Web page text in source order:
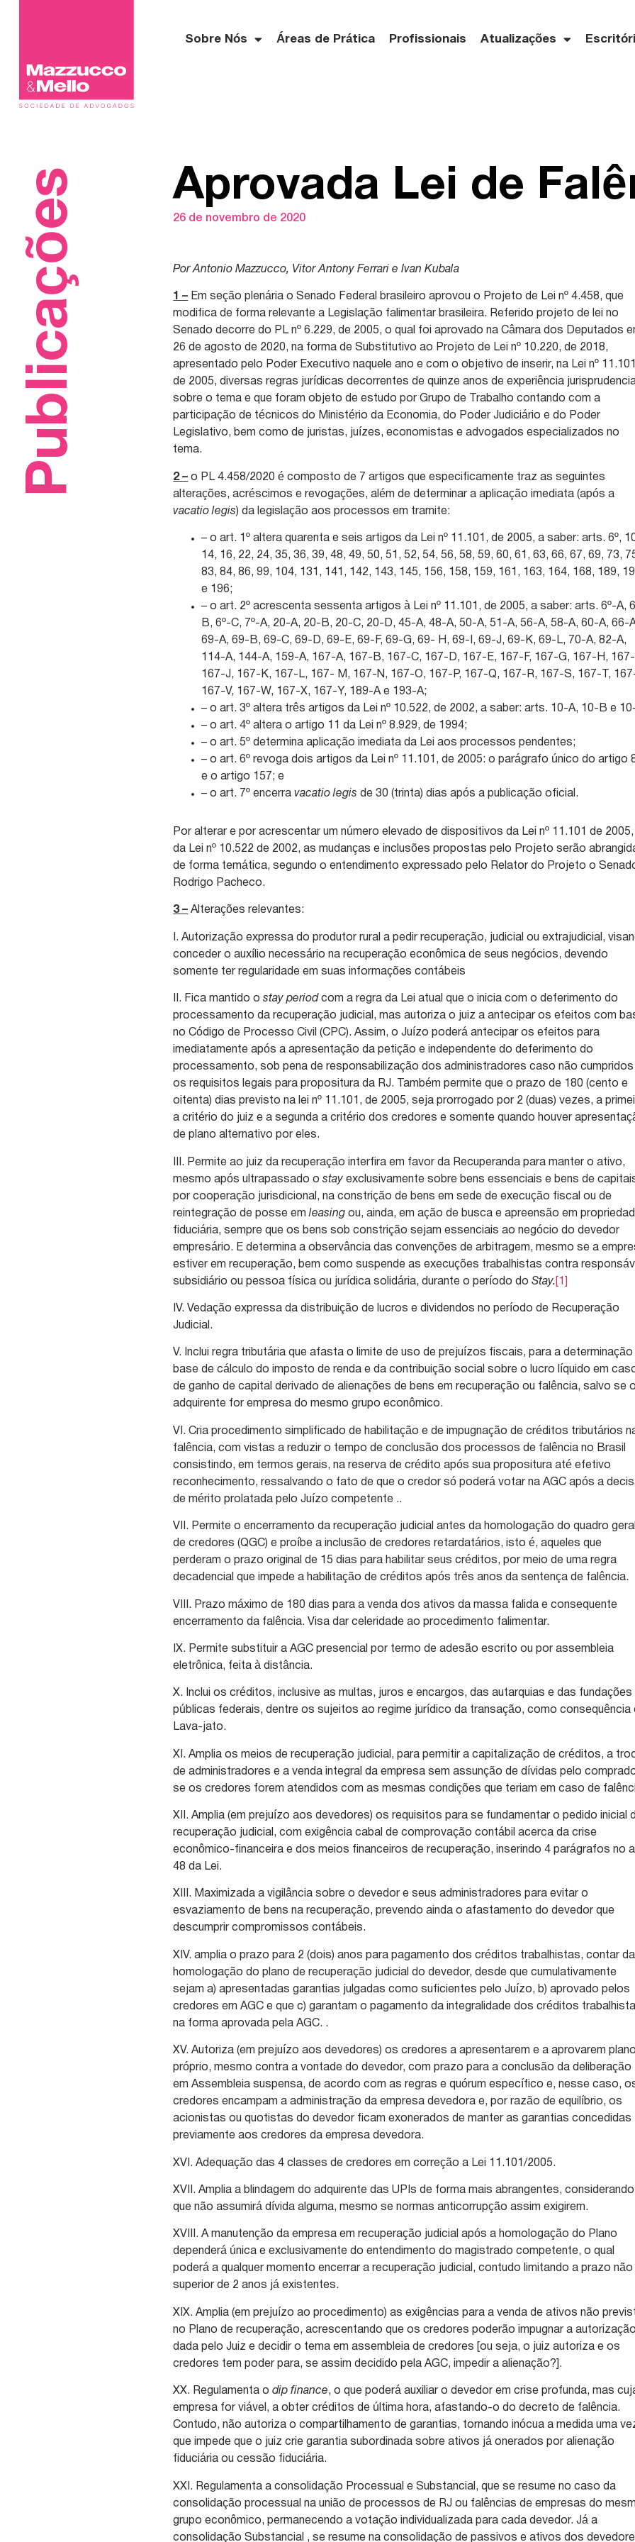
Sobre Nós Áreas de Prática Profissionais Atualizações
Publicações Aprovada Lei de
26 de novembro de 2020
Por Antonio Mazzucco, Vitor Antony Ferrari e Ivan Kubala
1 – Em seção plenária o Senado Federal brasileiro aprovou o Projeto de Lei nº 4.458, que
modifica de forma relevante a Legislação falimentar brasileira. Referido projeto de lei no
Senado decorre do PL nº 6.229, de 2005, o qual foi aprovado na Câmara dos Deputados
26 de agosto de 2020, na forma de Substitutivo ao Projeto de Lei nº 10.220, de 2018,
apresentado pelo Poder Executivo naquele ano e com o objetivo de inserir, na Lei nº
de 2005, diversas regras jurídicas decorrentes de quinze anos de experiência
sobre o tema e que foram objeto de estudo por Grupo de Trabalho contando com a
participação de técnicos do Ministério da Economia, do Poder Judiciário e do Poder
Legislativo, bem como de juristas, juízes, economistas e advogados especializados no
tema.
2 – o PL 4.458/2020 é composto de 7 artigos que especificamente traz as seguintes
alterações, acréscimos e revogações, além de determinar a aplicação imediata (após a
vacatio legis) da legislação aos processos em tramite:
– o art. 1º altera quarenta e seis artigos da Lei nº 11.101, de 2005, a saber: arts. 6º,
14, 16, 22, 24, 35, 36, 39, 48, 49, 50, 51, 52, 54, 56, 58, 59, 60, 61, 63, 66, 67, 69, 73,
83, 84, 86, 99, 104, 131, 141, 142, 143, 145, 156, 158, 159, 161, 163, 164, 168, 189,
e 196;
– o art. 2º acrescenta sessenta artigos à Lei nº 11.101, de 2005, a saber: arts. 6º-A,
B, 6º-C, 7º-A, 20-A, 20-B, 20-C, 20-D, 45-A, 48-A, 50-A, 51-A, 56-A, 58-A, 60-A, 66-
69-A, 69-B, 69-C, 69-D, 69-E, 69-F, 69-G, 69- H, 69-I, 69-J, 69-K, 69-L, 70-A, 82-A,
114-A, 144-A, 159-A, 167-A, 167-B, 167-C, 167-D, 167-E, 167-F, 167-G, 167-H,
167-J, 167-K, 167-L, 167- M, 167-N, 167-O, 167-P, 167-Q, 167-R, 167-S, 167-T,
167-V, 167-W, 167-X, 167-Y, 189-A e 193-A;
– o art. 3º altera três artigos da Lei nº 10.522, de 2002, a saber: arts. 10-A, 10-B e
– o art. 4º altera o artigo 11 da Lei nº 8.929, de 1994;
– o art. 5º determina aplicação imediata da Lei aos processos pendentes;
– o art. 6º revoga dois artigos da Lei nº 11.101, de 2005: o parágrafo único do artigo
e o artigo 157; e
– o art. 7º encerravacatio legis de 30 (trinta) dias após a publicação oficial.
Por alterar e por acrescentar um número elevado de dispositivos da Lei nº 11.101 de 2005,
da Lei nº 10.522 de 2002, as mudanças e inclusões propostas pelo Projeto serão
de forma temática, segundo o entendimento expressado pelo Relator do Projeto o
Rodrigo Pacheco.
3 – Alterações relevantes:
I. Autorização expressa do produtor rural a pedir recuperação, judicial ou extrajudicial,
conceder o auxílio necessário na recuperação econômica de seus negócios, devendo
somente ter regularidade em suas informações contábeis
II. Fica mantido ostay period com a regra da Lei atual que o inicia com o deferimento do
processamento da recuperação judicial, mas autoriza o juiz a antecipar os efeitos com
no Código de Processo Civil (CPC). Assim, o Juízo poderá antecipar os efeitos para
imediatamente após a apresentação da petição e independente do deferimento do
processamento, sob pena de responsabilização dos administradores caso não cumpridos
os requisitos legais para propositura da RJ. Também permite que o prazo de 180 (cento e
oitenta) dias previsto na lei nº 11.101, de 2005, seja prorrogado por 2 (duas) vezes, a
a critério do juiz e a segunda a critério dos credores e somente quando houver
de plano alternativo por eles.
III. Permite ao juiz da recuperação interfira em favor da Recuperanda para manter o ativo,
mesmo após ultrapassado ostay exclusivamente sobre bens essenciais e bens de
por cooperação jurisdicional, na constrição de bens em sede de execução fiscal ou de
reintegração de posse emleasing ou, ainda, em ação de busca e apreensão em
fiduciária, sempre que os bens sob constrição sejam essenciais ao negócio do devedor
empresário. E determina a observância das convenções de arbitragem, mesmo se a
estiver em recuperação, bem como suspende as execuções trabalhistas contra
subsidiário ou pessoa física ou jurídica solidária, durante o período doStay. [1]
IV. Vedação expressa da distribuição de lucros e dividendos no período de Recuperação
Judicial.
V. Inclui regra tributária que afasta o limite de uso de prejuízos fiscais, para a determinação
base de cálculo do imposto de renda e da contribuição social sobre o lucro líquido em
de ganho de capital derivado de alienações de bens em recuperação ou falência, salvo se o
adquirente for empresa do mesmo grupo econômico.
VI. Cria procedimento simplificado de habilitação e de impugnação de créditos tributários
falência, com vistas a reduzir o tempo de conclusão dos processos de falência no Brasil
consistindo, em termos gerais, na reserva de crédito após sua propositura até efetivo
reconhecimento, ressalvando o fato de que o credor só poderá votar na AGC após a
de mérito prolatada pelo Juízo competente ..
VII. Permite o encerramento da recuperação judicial antes da homologação do quadro geral
de credores (QGC) e proíbe a inclusão de credores retardatários, isto é, aqueles que
perderam o prazo original de 15 dias para habilitar seus créditos, por meio de uma regra
decadencial que impede a habilitação de créditos após três anos da sentença de falência.
VIII. Prazo máximo de 180 dias para a venda dos ativos da massa falida e consequente
encerramento da falência. Visa dar celeridade ao procedimento falimentar.
IX. Permite substituir a AGC presencial por termo de adesão escrito ou por assembleia
eletrônica, feita à distância.
X. Inclui os créditos, inclusive as multas, juros e encargos, das autarquias e das fundações
públicas federais, dentre os sujeitos ao regime jurídico da transação, como consequência
Lava-jato.
XI. Amplia os meios de recuperação judicial, para permitir a capitalização de créditos, a
de administradores e a venda integral da empresa sem assunção de dívidas pelo
se os credores forem atendidos com as mesmas condições que teriam em caso de
XII. Amplia (em prejuízo aos devedores) os requisitos para se fundamentar o pedido inicial
recuperação judicial, com exigência cabal de comprovação contábil acerca da crise
econômico-financeira e dos meios financeiros de recuperação, inserindo 4 parágrafos no
48 da Lei.
XIII. Maximizada a vigilância sobre o devedor e seus administradores para evitar o
esvaziamento de bens na recuperação, prevendo ainda o afastamento do devedor que
descumprir compromissos contábeis.
XIV. amplia o prazo para 2 (dois) anos para pagamento dos créditos trabalhistas, contar da
homologação do plano de recuperação judicial do devedor, desde que cumulativamente
sejam a) apresentadas garantias julgadas como suficientes pelo Juízo, b) aprovado pelos
credores em AGC e que c) garantam o pagamento da integralidade dos créditos
na forma aprovada pela AGC. .
XV. Autoriza (em prejuízo aos devedores) os credores a apresentarem e a aprovarem plano
próprio, mesmo contra a vontade do devedor, com prazo para a conclusão da deliberação
em Assembleia suspensa, de acordo com as regras e quórum específico e, nesse caso,
credores encampam a administração da empresa devedora e, por razão de equilíbrio, os
acionistas ou quotistas do devedor ficam exonerados de manter as garantias concedidas
previamente aos credores da empresa devedora.
XVI. Adequação das 4 classes de credores em correção a Lei 11.101/2005.
XVII. Amplia a blindagem do adquirente das UPIs de forma mais abrangentes, considerando
que não assumirá dívida alguma, mesmo se normas anticorrupção assim exigirem.
XVIII. A manutenção da empresa em recuperação judicial após a homologação do Plano
dependerá única e exclusivamente do entendimento do magistrado competente, o qual
poderá a qualquer momento encerrar a recuperação judicial, contudo limitando a prazo não
superior de 2 anos já existentes.
XIX. Amplia (em prejuízo ao procedimento) as exigências para a venda de ativos não
no Plano de recuperação, acrescentando que os credores poderão impugnar a autorização
dada pelo Juiz e decidir o tema em assembleia de credores [ou seja, o juiz autoriza e os
credores tem poder para, se assim decidido pela AGC, impedir a alienação?].
XX. Regulamenta odip finance, o que poderá auxiliar o devedor em crise profunda, mas
empresa for viável, a obter créditos de última hora, afastando-o do decreto de falência.
Contudo, não autoriza o compartilhamento de garantias, tornando inócua a medida uma
que impede que o juiz crie garantia subordinada sobre ativos já onerados por alienação
fiduciária ou cessão fiduciária.
XXI. Regulamenta a consolidação Processual e Substancial, que se resume no caso da
consolidação processual na união de processos de RJ ou falências de empresas do
grupo econômico, permanecendo a votação individualizada para cada devedor. Já a
consolidação Substancial , se resume na consolidação de passivos e ativos dos